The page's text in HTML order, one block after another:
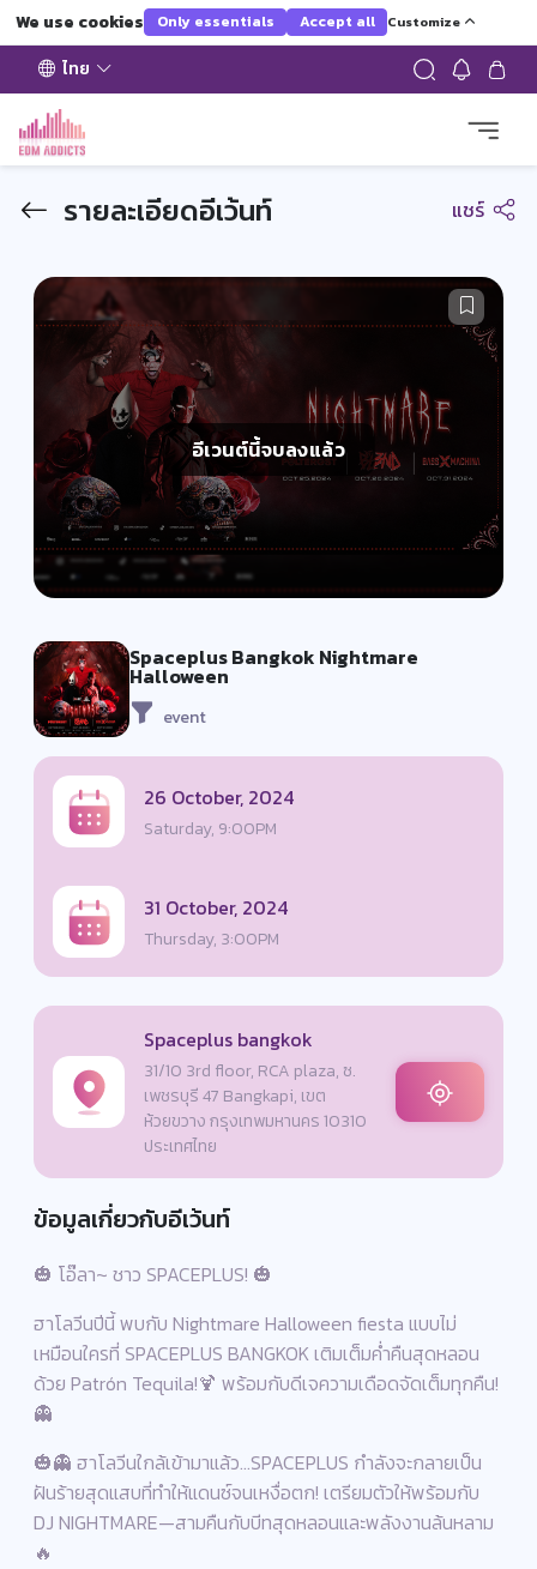
We use cookies Only essentials Accept all Customize
ไทย
รายละเอียดอีเว้นท์ แชร์
อีเวนต์นี้จบลงแล้ว
Spaceplus Bangkok Nightmare
Halloween
event
26 October, 2024
Saturday, 9:00PM
31 October, 2024
Thursday, 3:00PM
Spaceplus bangkok
31/10 3rd floor, RCA plaza, ซ.
เพชรบุรี 47 Bangkapi, เขต
ห้วยขวาง กรุงเทพมหานคร 10310
ประเทศไทย
ข้อมูลเกี่ยวกับอีเว้นท์
🎃 โอ๊ลา~ ชาว SPACEPLUS! 🎃
ฮาโลวีนปีนี้ พบกับ Nightmare Halloween fiesta แบบไม่
เหมือนใครที่ SPACEPLUS BANGKOK เติมเต็มค่ำคืนสุดหลอน
ด้วย Patrón Tequila!🍹 พร้อมกับดีเจความเดือดจัดเต็มทุกคืน!
👻
🎃👻 ฮาโลวีนใกล้เข้ามาแล้ว…SPACEPLUS กำลังจะกลายเป็น
ฝันร้ายสุดแสบที่ทำให้แดนซ์จนเหงื่อตก! เตรียมตัวให้พร้อมกับ
DJ NIGHTMARE—สามคืนกับบีทสุดหลอนและพลังงานล้นหลาม
🔥